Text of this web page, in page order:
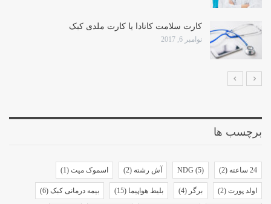
کارت سلامت کانادا یا کارت ملدی کبک
نوامبر 6, 2017
برچسب ها
24 ساعته (2)
NDG (5) آش رشته (2) اسموک میت (1)
اولد پورت (2) برگر (4) بلیط هواپیما (15) بیمه درمانی کبک (6)